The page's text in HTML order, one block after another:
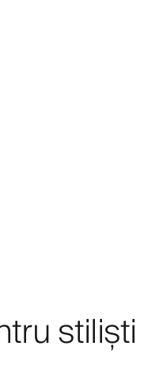
stiliști